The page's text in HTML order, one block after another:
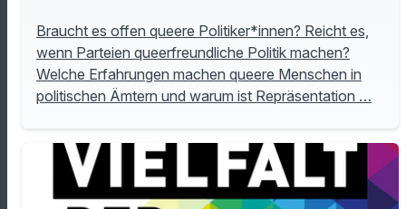
Braucht es offen queere Politiker*innen? Reicht es,
wenn Parteien queerfreundliche Politik machen?
Welche Erfahrungen machen queere Menschen in
politischen Ämtern und warum ist Repräsentation …